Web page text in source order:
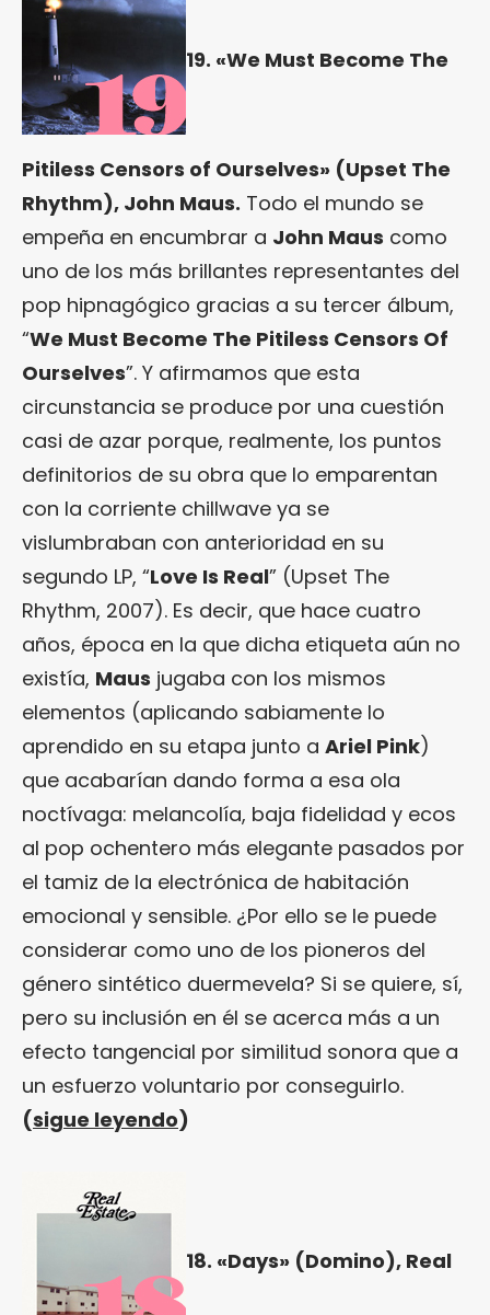
19. «We Must Become The
Pitiless Censors of Ourselves» (Upset The
Rhythm), John Maus. Todo el mundo se
empeña en encumbrar a John Maus como
uno de los más brillantes representantes del
pop hipnagógico gracias a su tercer álbum,
“We Must Become The Pitiless Censors Of
Ourselves”. Y afirmamos que esta
circunstancia se produce por una cuestión
casi de azar porque, realmente, los puntos
definitorios de su obra que lo emparentan
con la corriente chillwave ya se
vislumbraban con anterioridad en su
segundo LP, “Love Is Real” (Upset The
Rhythm, 2007). Es decir, que hace cuatro
años, época en la que dicha etiqueta aún no
existía, Maus jugaba con los mismos
elementos (aplicando sabiamente lo
aprendido en su etapa junto a Ariel Pink)
que acabarían dando forma a esa ola
noctívaga: melancolía, baja fidelidad y ecos
al pop ochentero más elegante pasados por
el tamiz de la electrónica de habitación
emocional y sensible. ¿Por ello se le puede
considerar como uno de los pioneros del
género sintético duermevela? Si se quiere, sí,
pero su inclusión en él se acerca más a un
efecto tangencial por similitud sonora que a
un esfuerzo voluntario por conseguirlo.
(sigue leyendo)
18. «Days» (Domino), Real